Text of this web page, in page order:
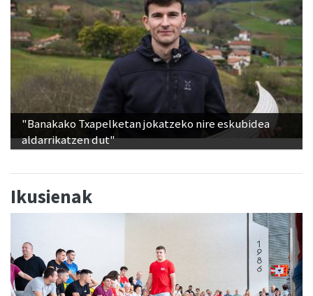
"Banakako Txapelketan jokatzeko nire eskubidea
aldarrikatzen dut"
Ikusienak